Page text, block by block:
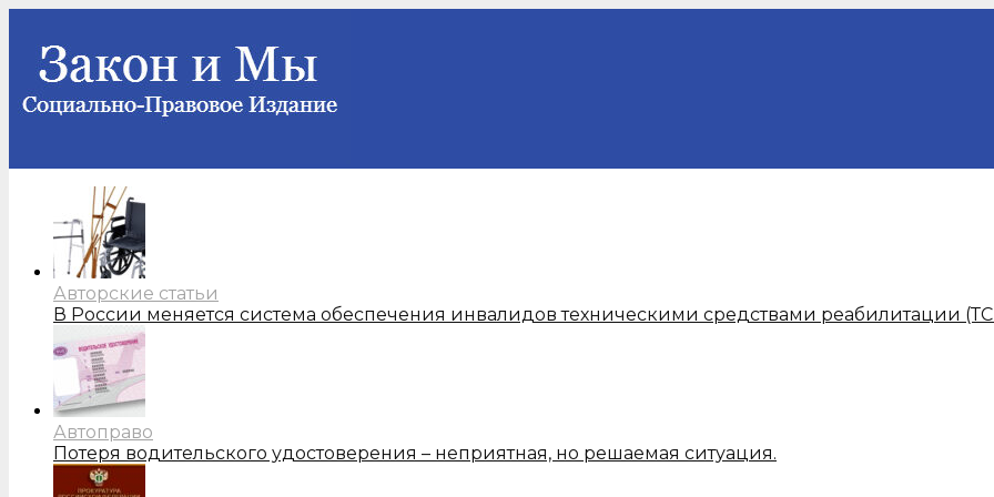
Авторские статьи
В России меняется система обеспечения инвалидов техническими средствами реабилитации
Автоправо
Потеря водительского удостоверения – неприятная, но решаемая ситуация.